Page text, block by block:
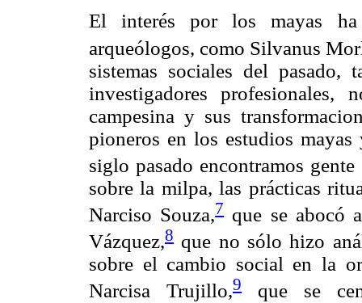
El interés por los mayas
arqueólogos, como Silvanus
sistemas sociales del pasado,
investigadores
campesina y sus
pioneros en los estudios
siglo pasado encontramos
sobre la milpa, las prácticas
Narciso Souza,7que se abocó
Vázquez,8 que no sólo hizo
sobre el cambio social en la
Narcisa Trujillo,9
que se